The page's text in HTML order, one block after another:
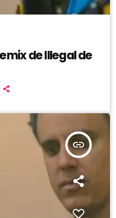
de Illegal de
insert_link